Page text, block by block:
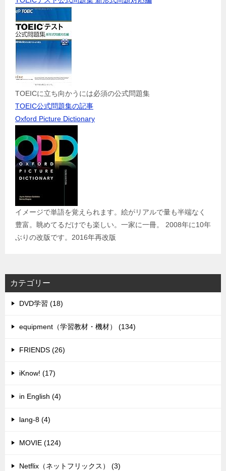
TOEICに立ち向かうには必須の公式問題集
TOEIC公式問題集の記事
Oxford Picture Dictionary
イメージで単語を覚えられます。絵がリアルで量も半端なく
豊富。眺めてるだけでも楽しい。一家に一冊。 2008年に10年
ぶりの改版です。2016年再改版
カテゴリー
DVD学習 (18)
equipment（学習教材・機材） (134)
FRIENDS (26)
iKnow! (17)
in English (4)
lang-8 (4)
MOVIE (124)
Netflix（ネットフリックス） (3)